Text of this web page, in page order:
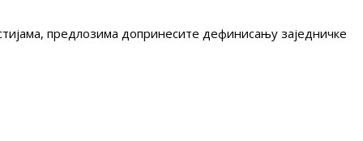
предлозима допринесите дефинисању заједничке